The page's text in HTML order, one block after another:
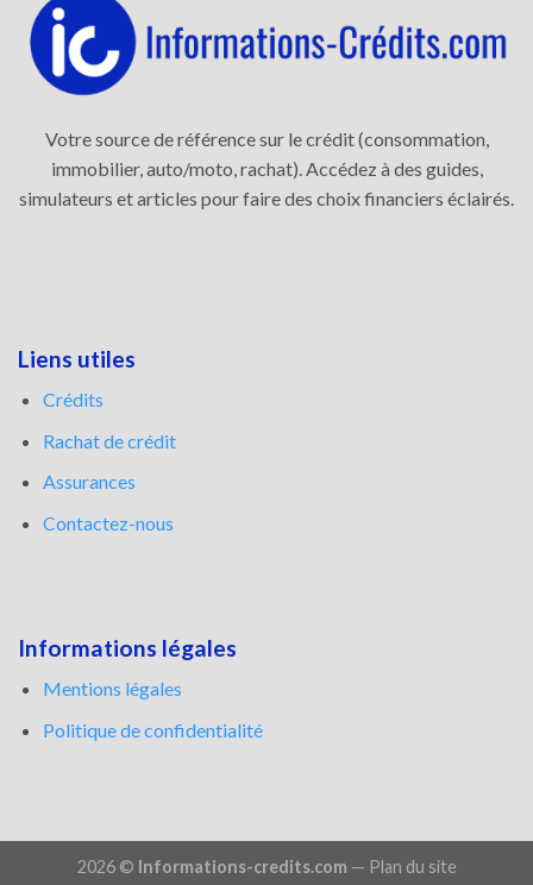
Votre source de référence sur le crédit (consommation,
immobilier, auto/moto, rachat). Accédez à des guides,
simulateurs et articles pour faire des choix financiers éclairés.
Liens utiles
Crédits
Rachat de crédit
Assurances
Contactez-nous
Informations légales
Mentions légales
Politique de confidentialité
2026 © Informations-credits.com — Plan du site